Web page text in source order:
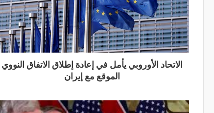
الاتحاد الأوروبي يأمل في إعادة إطلاق الاتفاق النووي
الموقع مع إيران